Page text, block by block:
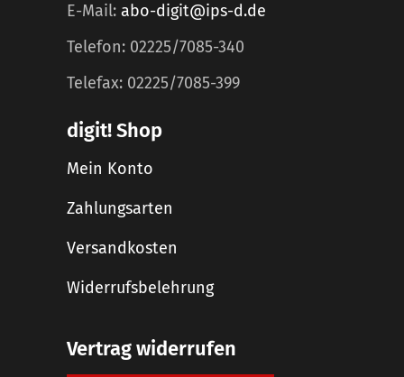
E-Mail: abo-digit@ips-d.de
Telefon: 02225/7085-340
Telefax: 02225/7085-399
digit! Shop
Mein Konto
Zahlungsarten
Versandkosten
Widerrufsbelehrung
Vertrag widerrufen